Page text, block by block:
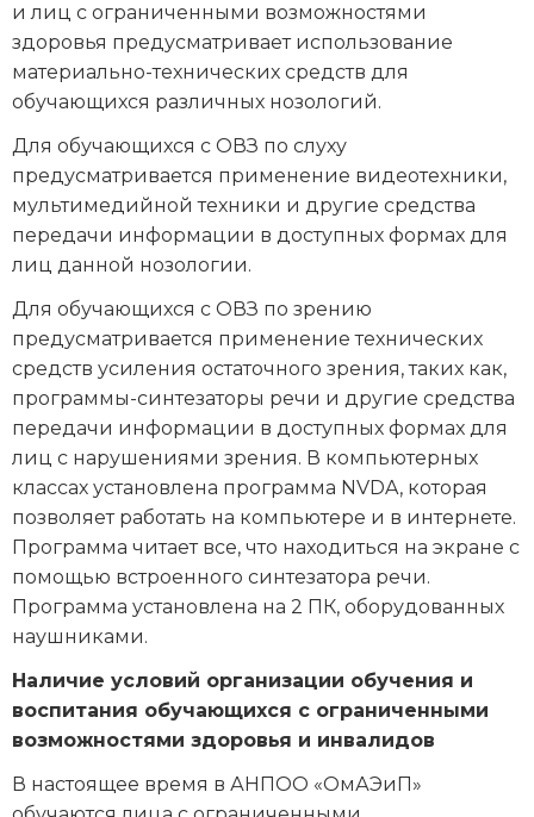
и лиц с ограниченными возможностями
здоровья предусматривает использование
материально-технических средств для
обучающихся различных нозологий.
Для обучающихся с ОВЗ по слуху
предусматривается применение видеотехники,
мультимедийной техники и другие средства
передачи информации в доступных формах для
лиц данной нозологии.
Для обучающихся с ОВЗ по зрению
предусматривается применение технических
средств усиления остаточного зрения, таких как,
программы-синтезаторы речи и другие средства
передачи информации в доступных формах для
лиц с нарушениями зрения. В компьютерных
классах установлена программа NVDA, которая
позволяет работать на компьютере и в интернете.
Программа читает все, что находиться на экране с
помощью встроенного синтезатора речи.
Программа установлена на 2 ПК, оборудованных
наушниками.
Наличие условий организации обучения и
воспитания обучающихся с ограниченными
возможностями здоровья и инвалидов
В настоящее время в АНПОО «ОмАЭиП»